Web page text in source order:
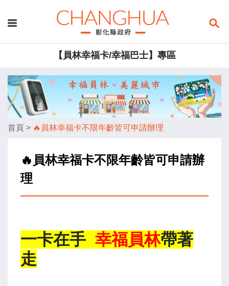
【員林幸福卡/幸福巴士】專區
首頁 > 🔥員林幸福卡不限年齡皆可申請辦理
🔥員林幸福卡不限年齡皆可申請辦
理
一卡在手 幸福員林帶著
走